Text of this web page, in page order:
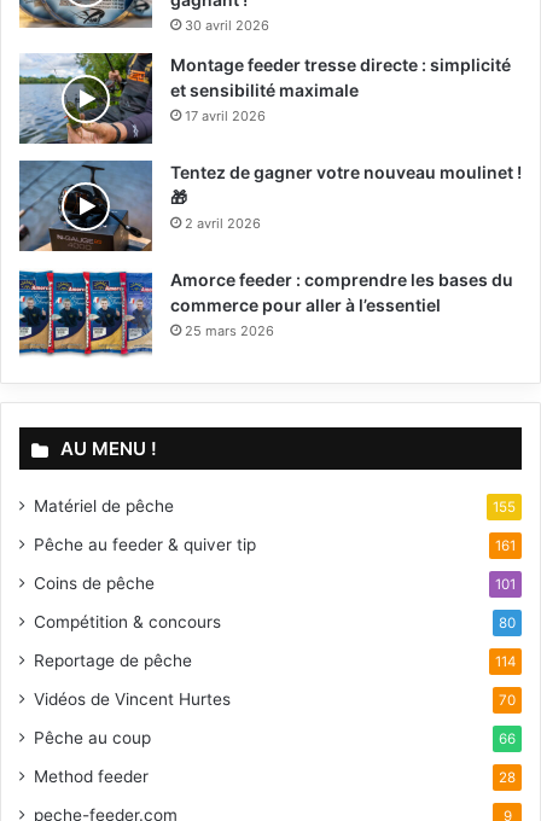
30 avril 2026
Montage feeder tresse directe : simplicité
et sensibilité maximale
17 avril 2026
Tentez de gagner votre nouveau moulinet !
🎁
2 avril 2026
Amorce feeder : comprendre les bases du
commerce pour aller à l’essentiel
25 mars 2026
AU MENU !
Matériel de pêche 155
Pêche au feeder & quiver tip 161
Coins de pêche 101
Compétition & concours 80
Reportage de pêche 114
Vidéos de Vincent Hurtes 70
Pêche au coup 66
Method feeder 28
peche-feeder.com 9